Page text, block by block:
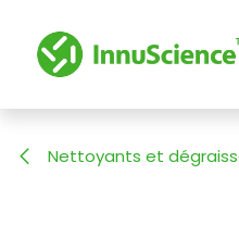
Nettoyants et